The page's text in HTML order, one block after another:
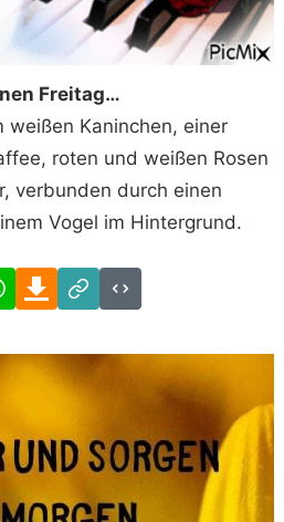
Freitag…
weißen Kaninchen, einer
roten und weißen Rosen
verbunden durch einen
Vogel im Hintergrund.
WhatsAppDownload
Link
Code